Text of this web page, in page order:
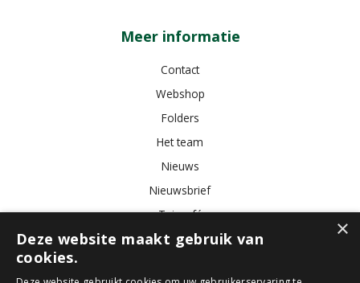
Meer informatie
Contact
Webshop
Folders
Het team
Nieuws
Nieuwsbrief
Tuincafé
Vacatures
×
Deze website maakt gebruik van
cookies.